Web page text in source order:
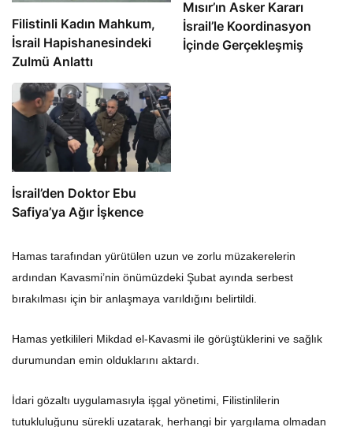
Filistinli Kadın Mahkum,
İsrail Hapishanesindeki
Zulmü Anlattı
İsrail’le Koordinasyon
İçinde Gerçekleşmiş
İsrail’den Doktor Ebu
Safiya’ya Ağır İşkence
Hamas tarafından yürütülen uzun ve zorlu müzakerelerin
ardından Kavasmi’nin önümüzdeki Şubat ayında serbest
bırakılması için bir anlaşmaya varıldığını belirtildi.
Hamas yetkilileri Mikdad el-Kavasmi ile görüştüklerini ve sağlık
durumundan emin olduklarını aktardı.
İdari gözaltı uygulamasıyla işgal yönetimi, Filistinlilerin
tutukluluğunu sürekli uzatarak, herhangi bir yargılama olmadan